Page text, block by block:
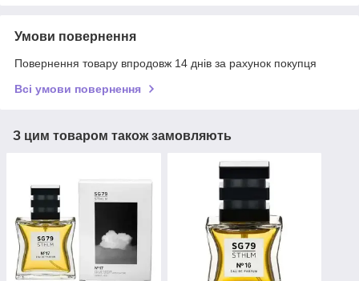
Умови повернення
Повернення товару впродовж 14 днів за рахунок покупця
Всі умови повернення
З цим товаром також замовляють